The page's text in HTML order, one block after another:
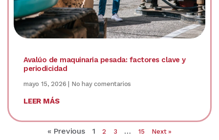
Avalúo de maquinaria pesada: factores clave y
periodicidad
mayo 15, 2026 No hay comentarios
LEER MÁS
« Previous 1 2 3 … 15 Next »